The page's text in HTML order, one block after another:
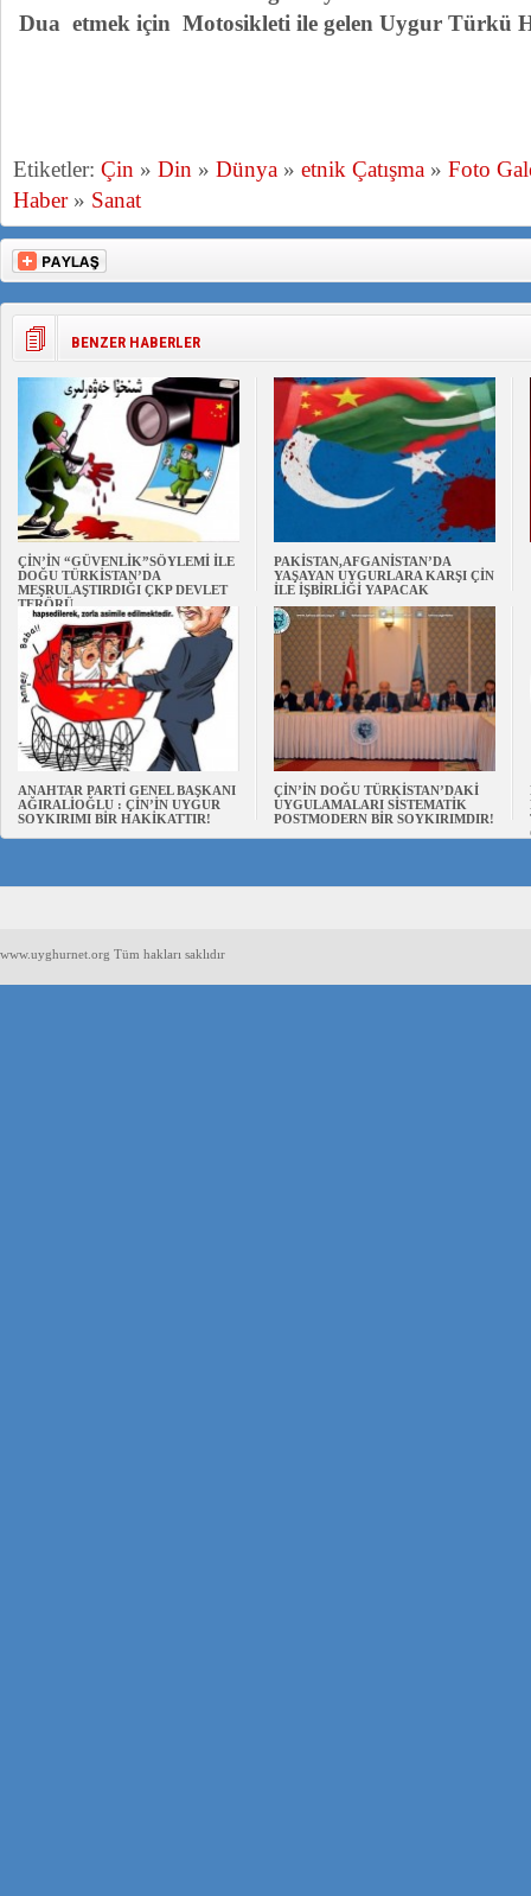
Dua etmek için Motosikleti ile gelen Uygur Türkü
Etiketler: Çin » Din » Dünya » etnik Çatışma » Foto
Haber» Sanat
BENZER HABERLER
ÇİN’İN “GÜVENLİK”SÖYLEMİ İLE
DOĞU TÜRKİSTAN’DA
MEŞRULAŞTIRDIĞI ÇKP DEVLET
TERÖRÜ
PAKİSTAN,AFGANİSTAN’DA
YAŞAYAN UYGURLARA KARŞI ÇİN
İLE İŞBİRLİĞİ YAPACAK
ANAHTAR PARTİ GENEL BAŞKANI
AĞIRALİOĞLU : ÇİN’İN UYGUR
SOYKIRIMI BİR HAKİKATTIR!
ÇİN’İN DOĞU TÜRKİSTAN’DAKİ
UYGULAMALARI SİSTEMATİK
POSTMODERN BİR SOYKIRIMDIR!
www.uyghurnet.org Tüm hakları saklıdır